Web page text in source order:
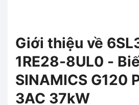
Giới thiệu về
1RE28-8UL0 -
SINAMICS G120
3AC 37kW